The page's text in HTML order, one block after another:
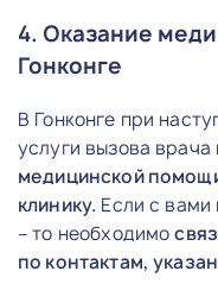
4. Оказание
Гонконге
В Гонконге при
услуги вызова
медицинской
клинику. Если с вами
– то необходимо
по контактам,